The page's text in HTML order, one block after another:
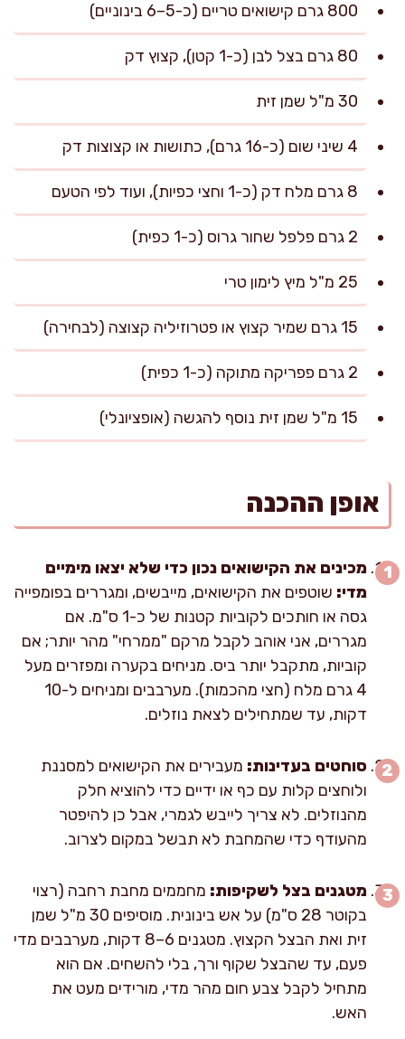
800 גרם קישואים טריים (כ-5–6 בינוניים)
80 גרם בצל לבן (כ-1 קטן), קצוץ דק
30 מ"ל שמן זית
4 שיני שום (כ-16 גרם), כתושות או קצוצות דק
8 גרם מלח דק (כ-1 וחצי כפיות), ועוד לפי הטעם
2 גרם פלפל שחור גרוס (כ-1 כפית)
25 מ"ל מיץ לימון טרי
15 גרם שמיר קצוץ או פטרוזיליה קצוצה (לבחירה)
2 גרם פפריקה מתוקה (כ-1 כפית)
15 מ"ל שמן זית נוסף להגשה (אופציונלי)
אופן ההכנה
מכינים את הקישואים נכון כדי שלא יצאו מימיים
מדי: שוטפים את הקישואים, מייבשים, ומגררים בפומפייה
גסה או חותכים לקוביות קטנות של כ-1 ס"מ. אם
מגררים, אני אוהב לקבל מרקם "ממרחי" מהר יותר; אם
קוביות, מתקבל יותר ביס. מניחים בקערה ומפזרים מעל
4 גרם מלח (חצי מהכמות). מערבבים ומניחים ל-10
דקות, עד שמתחילים לצאת נוזלים.
סוחטים בעדינות: מעבירים את הקישואים למסננת
ולוחצים קלות עם כף או ידיים כדי להוציא חלק
מהנוזלים. לא צריך לייבש לגמרי, אבל כן להיפטר
מהעודף כדי שהמחבת לא תבשל במקום לצרוב.
מטגנים בצל לשקיפות: מחממים מחבת רחבה (רצוי
בקוטר 28 ס"מ) על אש בינונית. מוסיפים 30 מ"ל שמן
זית ואת הבצל הקצוץ. מטגנים 6–8 דקות, מערבבים מדי
פעם, עד שהבצל שקוף ורך, בלי להשחים. אם הוא
מתחיל לקבל צבע חום מהר מדי, מורידים מעט את
האש.